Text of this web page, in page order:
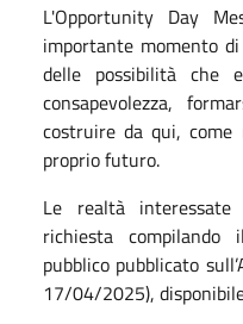
L'Opportunity Day
importante momento
delle possibilità che
consapevolezza,
costruire da qui, come
proprio futuro.
Le realtà
richiesta compilando
pubblico pubblicato
17/04/2025),